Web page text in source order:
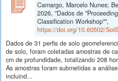
Camargo, Marcelo Nunes;
2026, "Dados de
Classification Workshop"",
https://doi.org/10.60502/
Dados de 31 perfis de solo
de solo, foram coletadas amostras de
cm de profundidade, totalizando 208
As amostras foram submetidas a
incluind...